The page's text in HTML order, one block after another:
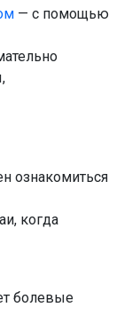
— с помощью
ознакомиться
когда
болевые